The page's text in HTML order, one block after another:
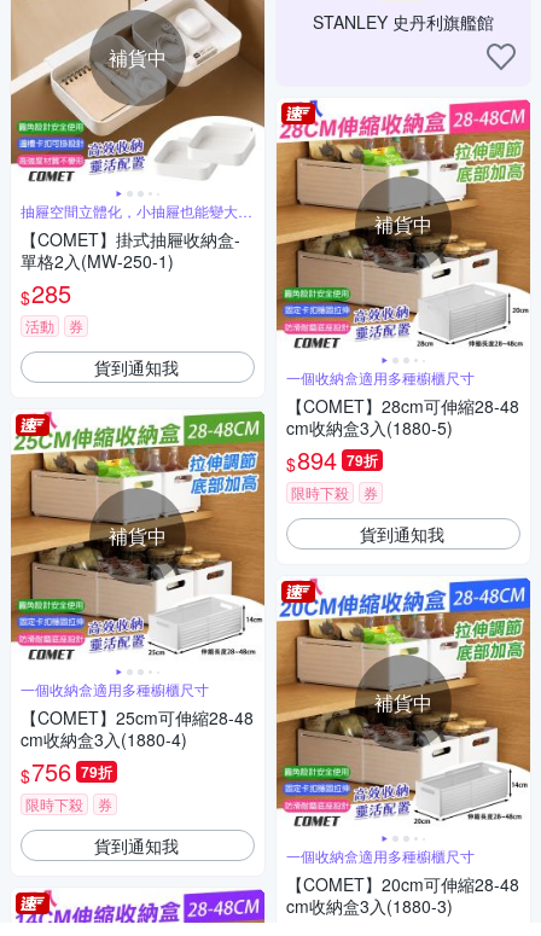
補貨中
抽屜空間立體化，小抽屜也能變大容
量
【COMET】掛式抽屜收納盒-
單格2入(MW-250-1)
$285
活動 券
貨到通知我
補貨中
一個收納盒適用多種櫥櫃尺寸
【COMET】25cm可伸縮28-48
cm收納盒3入(1880-4)
$756 79折
限時下殺 券
貨到通知我
STANLEY 史丹利旗艦館
補貨中
一個收納盒適用多種櫥櫃尺寸
【COMET】28cm可伸縮28-48
cm收納盒3入(1880-5)
$894 79折
限時下殺 券
貨到通知我
補貨中
一個收納盒適用多種櫥櫃尺寸
【COMET】20cm可伸縮28-48
cm收納盒3入(1880-3)